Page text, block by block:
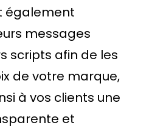
également
messages
scripts afin de les
de votre marque,
à vos clients une
et